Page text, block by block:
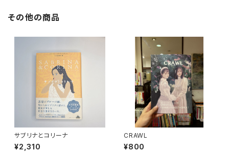
その他の商品
サブリナとコリーナ
¥2,310
CRAWL
¥800